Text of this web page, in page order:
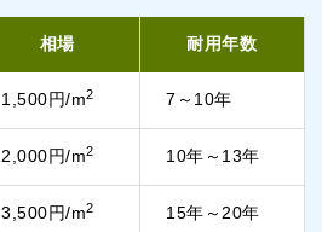
相場 耐用年数
1,500円/m2 7～10年
2,000円/m2 10年～13年
3,500円/m2 15年～20年